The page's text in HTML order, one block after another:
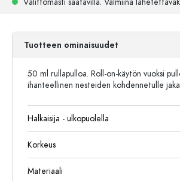
Tuotteen ominaisuudet
50 ml rullapulloa. Roll-on-käytön vuoksi
ihanteellinen nesteiden kohdennetulle
Halkaisija - ulkopuolella
Korkeus
Materiaali